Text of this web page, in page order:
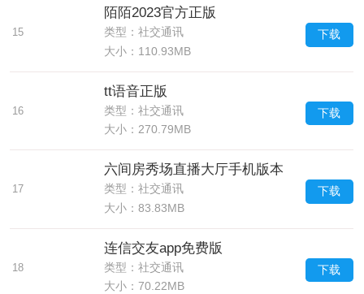
15
陌陌2023官方正版
类型：社交通讯
大小：110.93MB
下载
16
tt语音正版
类型：社交通讯
大小：270.79MB
下载
17
六间房秀场直播大厅手机版本
类型：社交通讯
大小：83.83MB
下载
18
连信交友app免费版
类型：社交通讯
大小：70.22MB
下载